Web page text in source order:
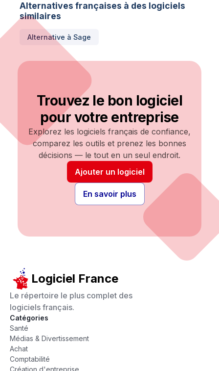
Alternatives françaises à des logiciels
similaires
Alternative à Sage
Trouvez le bon logiciel
pour votre entreprise
Explorez les logiciels français de confiance,
comparez les outils et prenez les bonnes
décisions — le tout en un seul endroit.
Ajouter un logiciel
En savoir plus
Logiciel France
Le répertoire le plus complet des
logiciels français.
Catégories
Santé
Médias & Divertissement
Achat
Comptabilité
Création d'entreprise